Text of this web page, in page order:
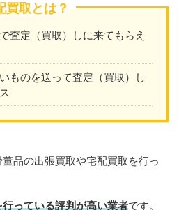
買取とは？
査定（買取）しに来てもらえ
ものを送って査定（買取）し
品の出張買取や宅配買取を行っ
っている評判が高い業者です。